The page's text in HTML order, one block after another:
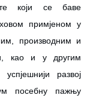
који се баве
примјеном у
производним и
као и у другим
развој
посебну пажњу